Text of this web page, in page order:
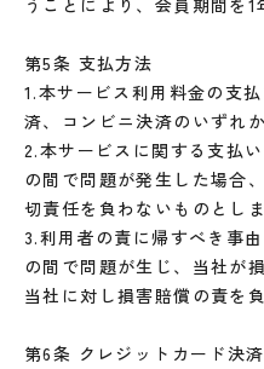
うことにより、会員期間を1
第5条 支払方法
1.本サービス利用料金の支
済、コンビニ決済のいずれ
2.本サービスに関する支払
の間で問題が発生した場合
切責任を負わないものとしま
3.利用者の責に帰すべき事
の間で問題が生じ、当社が
当社に対し損害賠償の責を
第6条 クレジットカード決済